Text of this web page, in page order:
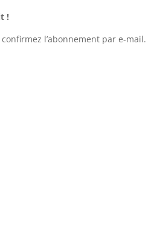
!
l’abonnement par e-mail.